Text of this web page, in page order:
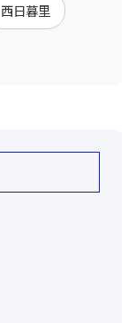
西日暮里